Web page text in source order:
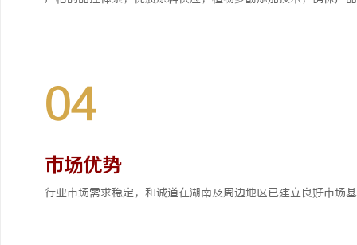
04
市场优势
行业市场需求稳定，和诚道在湖南及周边地区已建立良好市场